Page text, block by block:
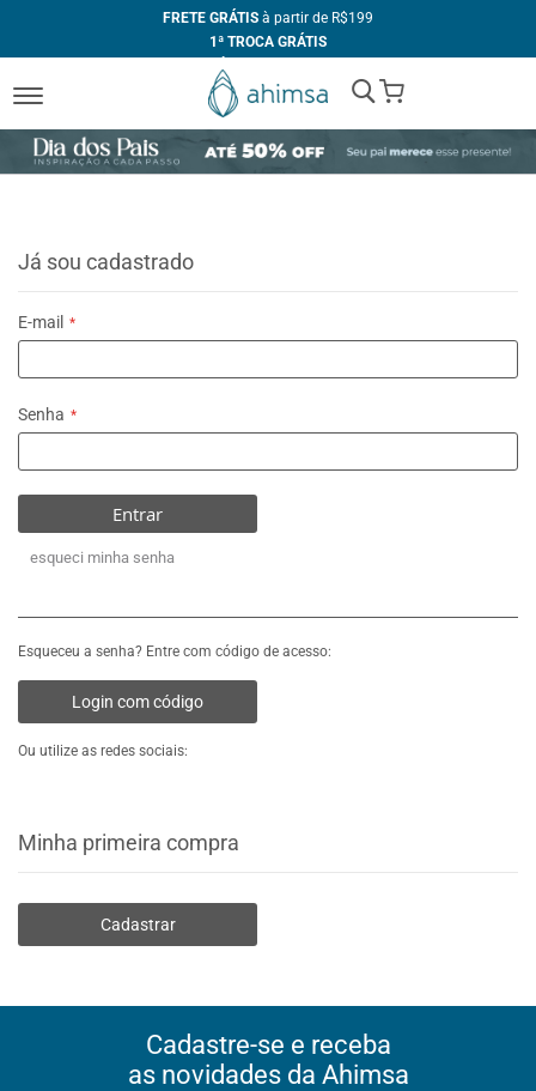
FRETE GRÁTIS à partir de R$199
1ª TROCA GRÁTIS
ATÉ 10X
+10% DE DESCONTOno PIX
FABRICAÇÃO PRÓPRIA
My Cart
Já sou cadastrado
E-mail
Senha
Entrar
esqueci minha senha
Esqueceu a senha? Entre com código de acesso:
Login com código
Ou utilize as redes sociais:
Minha primeira compra
Cadastrar
Cadastre-se e receba
as novidades da Ahimsa